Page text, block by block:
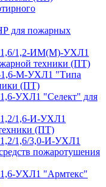
для пожарных
1,2-ИМ(M)-УХЛ1
техники (ПТ)
М-УХЛ1 "Типа
(ПТ)
УХЛ1 "Селект" для
1,6-И-УХЛ1
(ПТ)
1,6/3,0-И-УХЛ1
пожаротушения
УХЛ1 "Армтекс"